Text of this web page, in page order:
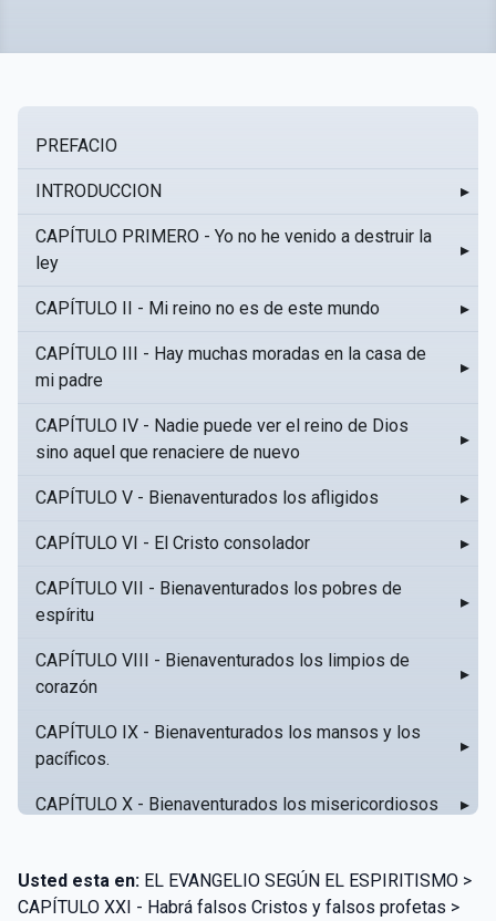
PREFACIO
INTRODUCCION ▸
CAPÍTULO PRIMERO - Yo no he venido a destruir la
ley
▸
CAPÍTULO II - Mi reino no es de este mundo ▸
CAPÍTULO III - Hay muchas moradas en la casa de
mi padre
▸
CAPÍTULO IV - Nadie puede ver el reino de Dios
sino aquel que renaciere de nuevo
▸
CAPÍTULO V - Bienaventurados los afligidos ▸
CAPÍTULO VI - El Cristo consolador ▸
CAPÍTULO VII - Bienaventurados los pobres de
espíritu
▸
CAPÍTULO VIII - Bienaventurados los limpios de
corazón
▸
CAPÍTULO IX - Bienaventurados los mansos y los
pacíficos.
▸
CAPÍTULO X - Bienaventurados los misericordiosos ▸
CAPÍTULO XII - Amad a vuestros enemigos
Usted esta en: EL EVANGELIO SEGÚN EL ESPIRITISMO >
CAPÍTULO XXI - Habrá falsos Cristos y falsos profetas >